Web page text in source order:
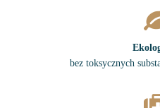
bez toksycznych